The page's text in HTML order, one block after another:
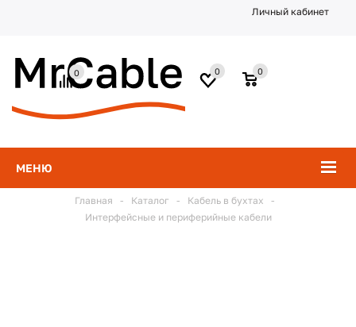
Личный кабинет
МЕНЮ
0
0
0
Главная - Каталог - Кабель в бухтах
-
Интерфейсные и периферийные кабели